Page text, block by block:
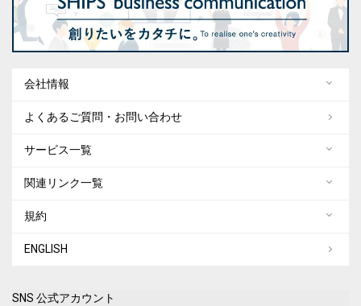
会社情報
よくあるご質問・お問い合わせ
サービス一覧
関連リンク一覧
規約
ENGLISH
SNS 公式アカウント